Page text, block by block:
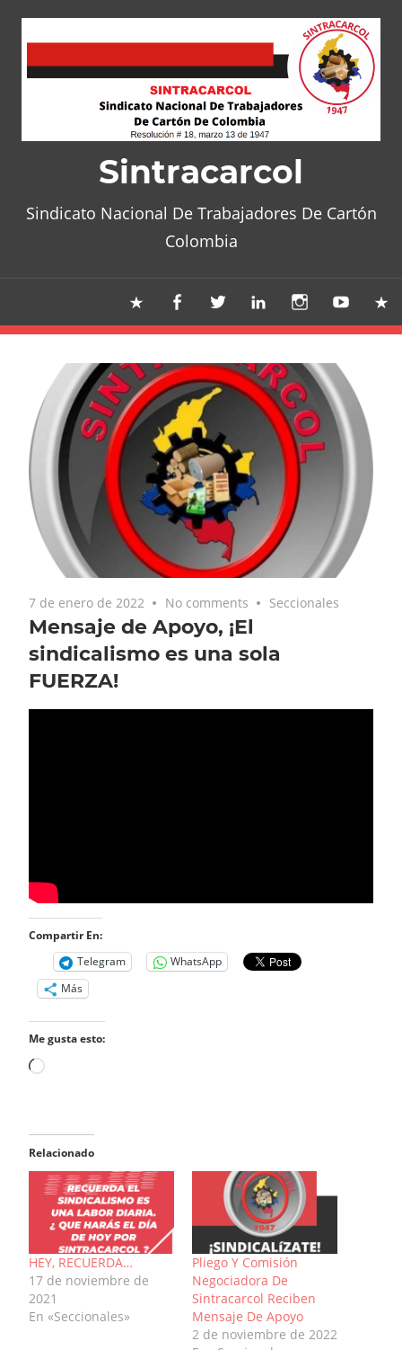
content
Sintracarcol
Sindicato Nacional De Trabajadores De Cartón
Colombia
7 de enero de 2022 No comments Seccionales
Mensaje de Apoyo, ¡El
sindicalismo es una sola
FUERZA!
Compartir En:
Telegram
WhatsApp
Más
Me gusta esto:
Cargando...
Relacionado
HEY, RECUERDA…
17 de noviembre de
2021
En «Seccionales»
Pliego Y Comisión
Negociadora De
Sintracarcol Reciben
Mensaje De Apoyo
2 de noviembre de 2022